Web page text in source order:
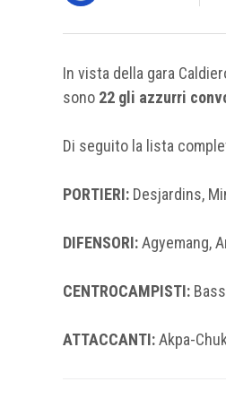
In vista della gara
sono 22 gli azzurri
Di seguito la lista
PORTIERI: Desjardins,
DIFENSORI:Agyemang,
CENTROCAMPISTI:
ATTACCANTI:Akpa-